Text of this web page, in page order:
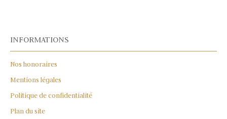
INFORMATIONS
Nos honoraires
Mentions légales
Politique de confidentialité
Plan du site